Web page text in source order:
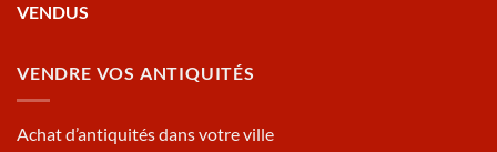
VENDUS
VENDRE VOS ANTIQUITÉS
Achat d’antiquités dans votre ville